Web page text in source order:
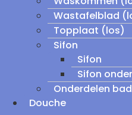
Wastafelblad
Topplaat (los)
Sifon
Sifon
Sifon
Onderdelen
Douche